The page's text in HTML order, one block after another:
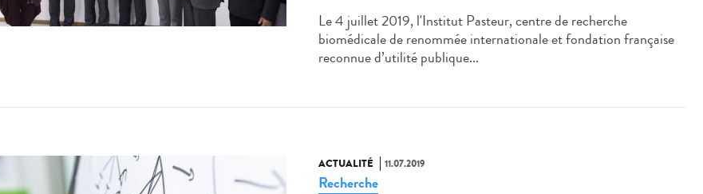
Le 4 juillet 2019, l'Institut Pasteur, centre de recherche
biomédicale de renommée internationale et fondation française
reconnue d’utilité publique...
ACTUALITÉ 11.07.2019
Recherche